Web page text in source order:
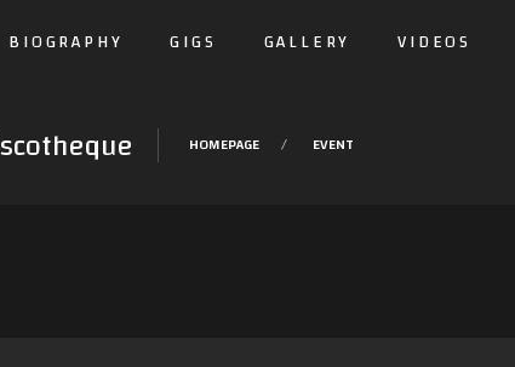
BIOGRAPHY GIGS GALLERY VIDEOS
HOMEPAGE EVENT